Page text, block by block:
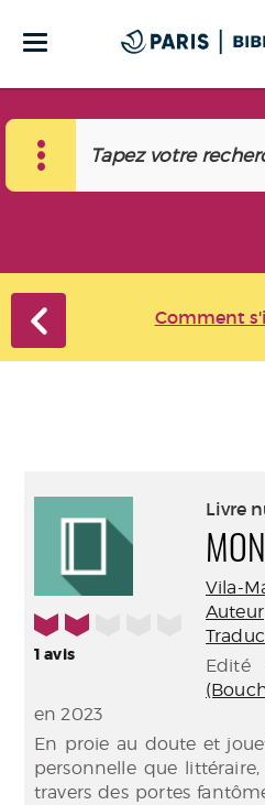
Comment
2/5
1avis
Livre
Vila-
Auteur
en 2023
En proie au doute et
personnelle que
travers des portes